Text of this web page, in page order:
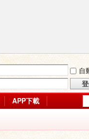
自
APP下載